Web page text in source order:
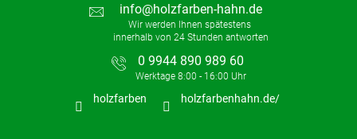
info@holzfarben-hahn.de
0 9944 890 989 60
holzfarben holzfarbenhahn.de/